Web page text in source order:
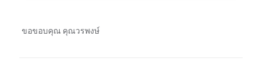
ขอขอบคุณ คุณวรพงษ์